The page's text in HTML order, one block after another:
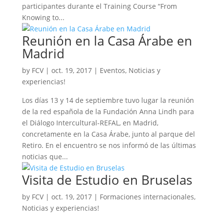
participantes durante el Training Course “From
Knowing to...
Reunión en la Casa Árabe en
Madrid
by FCV| oct. 19, 2017| Eventos, Noticias y
experiencias!
Los días 13 y 14 de septiembre tuvo lugar la reunión
de la red española de la Fundación Anna Lindh para
el Diálogo Intercultural-REFAL, en Madrid,
concretamente en la Casa Árabe, junto al parque del
Retiro. En el encuentro se nos informó de las últimas
noticias que...
Visita de Estudio en Bruselas
by FCV| oct. 19, 2017| Formaciones internacionales,
Noticias y experiencias!